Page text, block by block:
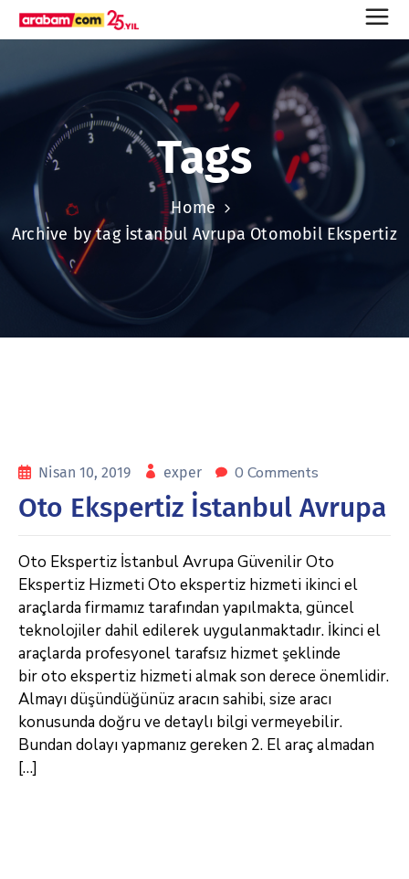
Tags
Home
Archive by tag İstanbul Avrupa Otomobil Ekspertiz
Nisan 10, 2019 exper 0 Comments
Oto Ekspertiz İstanbul Avrupa
Oto Ekspertiz İstanbul Avrupa Güvenilir Oto
Ekspertiz Hizmeti Oto ekspertiz hizmeti ikinci el
araçlarda firmamız tarafından yapılmakta, güncel
teknolojiler dahil edilerek uygulanmaktadır. İkinci el
araçlarda profesyonel tarafsız hizmet şeklinde
bir oto ekspertiz hizmeti almak son derece önemlidir.
Almayı düşündüğünüz aracın sahibi, size aracı
konusunda doğru ve detaylı bilgi vermeyebilir.
Bundan dolayı yapmanız gereken 2. El araç almadan
[…]